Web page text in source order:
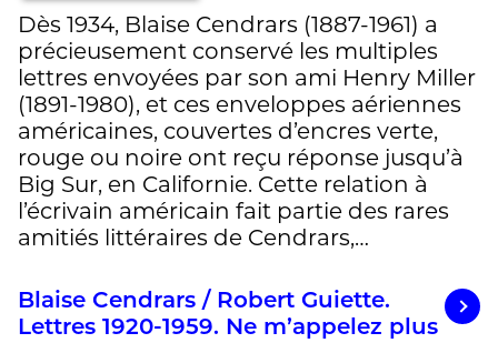
Dès 1934, Blaise Cendrars (1887-1961) a
précieusement conservé les multiples
lettres envoyées par son ami Henry Miller
(1891-1980), et ces enveloppes aériennes
américaines, couvertes d’encres verte,
rouge ou noire ont reçu réponse jusqu’à
Big Sur, en Californie. Cette relation à
l’écrivain américain fait partie des rares
amitiés littéraires de Cendrars,…
Blaise Cendrars / Robert Guiette.
Lettres 1920-1959. Ne m’appelez plus